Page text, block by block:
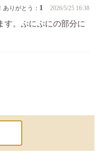
りがとう： 1 2026/5/25 16:38
す。ぷにぷにの部分に